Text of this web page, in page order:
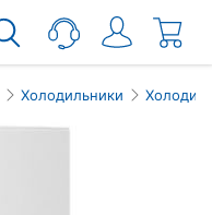
Холодильники